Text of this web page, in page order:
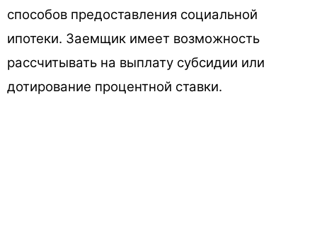
способов предоставления социальной
ипотеки. Заемщик имеет возможность
рассчитывать на выплату субсидии или
дотирование процентной ставки.